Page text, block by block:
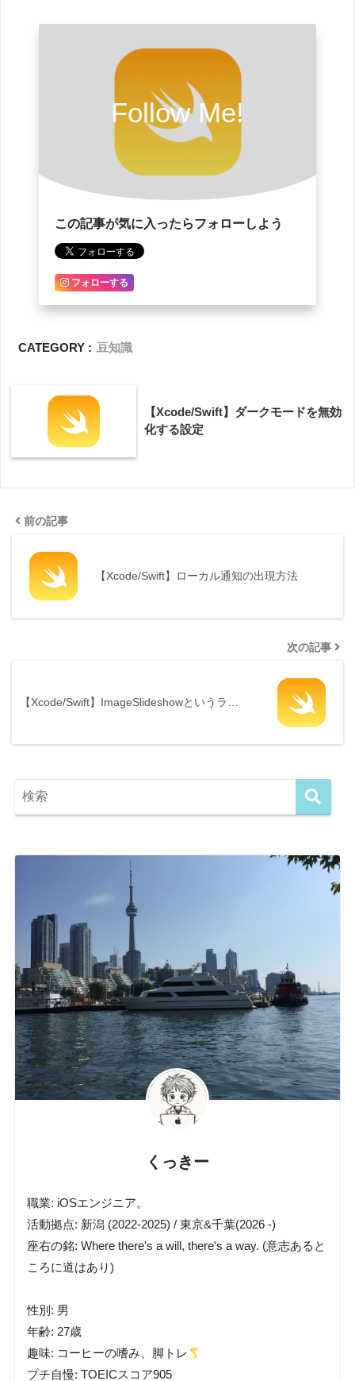
Follow Me!
この記事が気に入ったらフォローしよう
フォローする
CATEGORY : 豆知識
【Xcode/Swift】ダークモードを無効
化する設定
前の記事
【Xcode/Swift】ローカル通知の出現方法
次の記事
【Xcode/Swift】ImageSlideshowというラ…
くっきー
職業: iOSエンジニア。
活動拠点: 新潟 (2022-2025) / 東京&千葉(2026 -)
座右の銘: Where there's a will, there's a way. (意志あると
ころに道はあり)
性別: 男
年齢: 27歳
趣味: コーヒーの嗜み、脚トレ
プチ自慢: TOEICスコア905